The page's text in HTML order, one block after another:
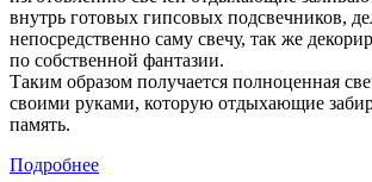
внутрь готовых гипсовых подсвечников,
непосредственно саму свечу, так же
по собственной фантазии.
Таким образом получается полноценная
своими руками, которую отдыхающие
память.
Подробнее